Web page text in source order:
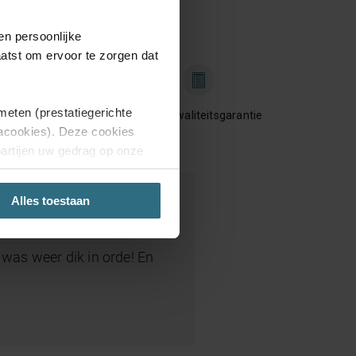
persoonlijke
om ervoor te zorgen dat
(prestatiegerichte
Deze cookies
uw gedrag op onze
dan plaatsen we
Alles toestaan
2 Jaar kwaliteitsgarantie
weer dik in orde! En